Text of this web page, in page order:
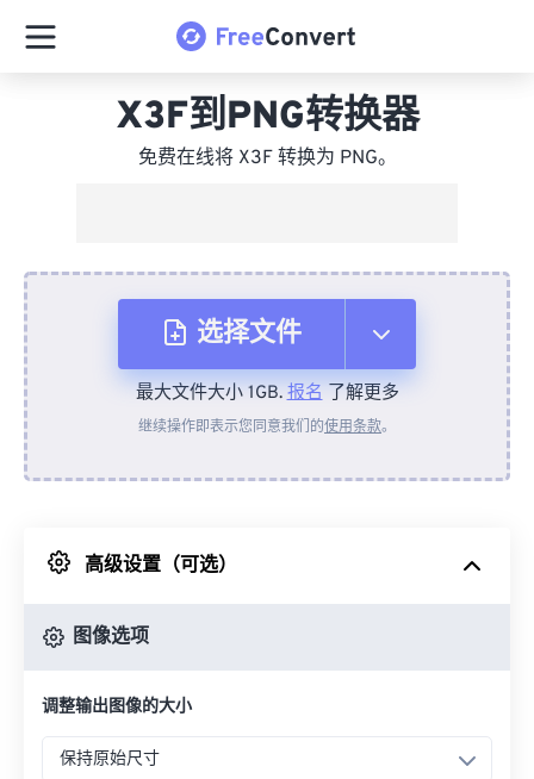
X3F到PNG转换器
免费在线将 X3F 转换为 PNG。
选择文件
从设备
来自 Google Drive
最大文件大小 1GB.报名了解更多
继续操作即表示您同意我们的使用条款。
高级设置（可选）
图像选项
调整输出图像的大小
保持原始尺寸